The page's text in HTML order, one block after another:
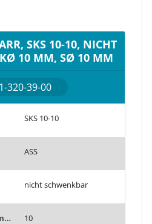
SKS 10-10, NICHT
10 MM, SØ 10 MM
320-39-00
SKS 10-10
ASS
nicht schwenkbar
Klemmdurchmesser (mm): 10